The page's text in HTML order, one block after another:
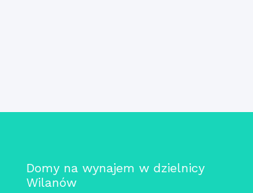
Domy na wynajem w dzielnicy
Wilanów